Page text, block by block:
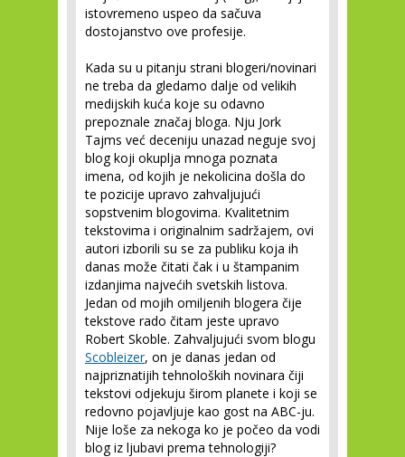
istovremeno uspeo da sačuva
dostojanstvo ove profesije.
Kada su u pitanju strani blogeri/novinari
ne treba da gledamo dalje od velikih
medijskih kuća koje su odavno
prepoznale značaj bloga. Nju Jork
Tajms već deceniju unazad neguje svoj
blog koji okuplja mnoga poznata
imena, od kojih je nekolicina došla do
te pozicije upravo zahvaljujući
sopstvenim blogovima. Kvalitetnim
tekstovima i originalnim sadržajem, ovi
autori izborili su se za publiku koja ih
danas može čitati čak i u štampanim
izdanjima najvećih svetskih listova.
Jedan od mojih omiljenih blogera čije
tekstove rado čitam jeste upravo
Robert Skoble. Zahvaljujući svom blogu
Scobleizer, on je danas jedan od
najpriznatijih tehnoloških novinara čiji
tekstovi odjekuju širom planete i koji se
redovno pojavljuje kao gost na ABC-ju.
Nije loše za nekoga ko je počeo da vodi
blog iz ljubavi prema tehnologiji?